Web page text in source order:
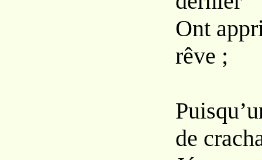
Ont
rêve ;
de